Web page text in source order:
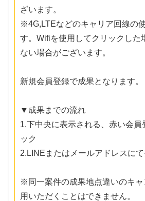
ざいます。
※4G,LTEなどのキャリア回線の
す。Wifiを使用してクリックした
ない場合がございます。
新規会員登録で成果となります。
▼成果までの流れ
1.下中央に表示される、赤い会員
ック
2.LINEまたはメールアドレスに
※同一案件の成果地点違いのキャ
用いただくことはできません。